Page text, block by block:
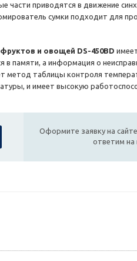
части приводятся в движение
сумки подходит для
и овощей DS-450BD
в памяти, а информация о
метод таблицы контроля
и имеет высокую
Оформите заявку на
ответим на